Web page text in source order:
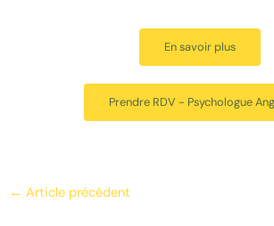
En savoir plus
Prendre RDV - Psychologue
← Article précédent